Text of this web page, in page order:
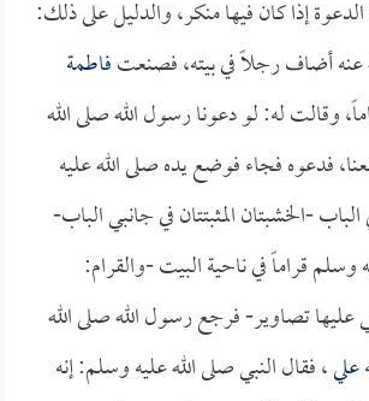
إذا كان فيها منكر، والدليل على ذلك:
أضاف رجلاً في بيته، فصنعتفاطمة
وقالت له: لو دعونا رسول الله صلى الله
فدعوه فجاء فوضع يده صلى الله عليه
-الخشبتان المثبتتان في جانبي الباب-
قراماً في ناحية البيت -والقرام:
عليها تصاوير- فرجع رسول الله صلى الله
علي، فقال النبي صلى الله عليه وسلم: إنه